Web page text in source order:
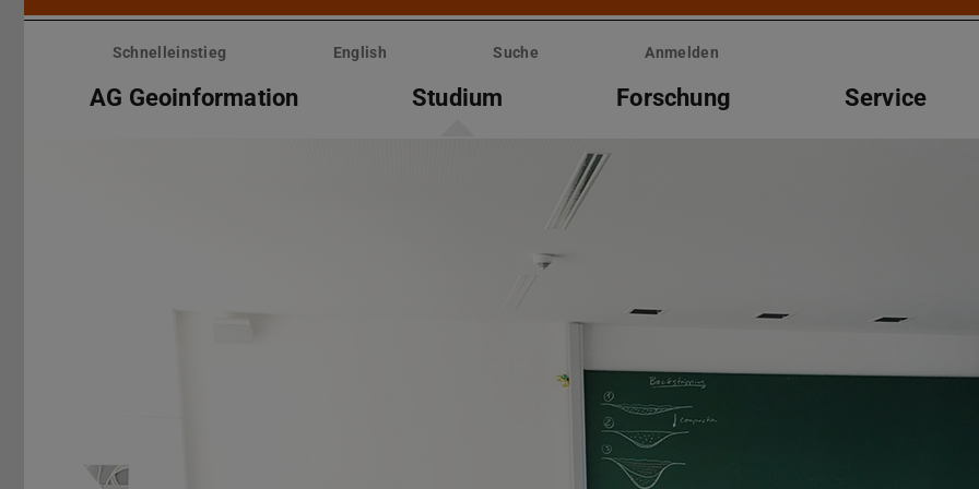
Menü
überspringenSchnelleinstieg English Suche Anmelden
AG Geoinformation Studium Forschung Service